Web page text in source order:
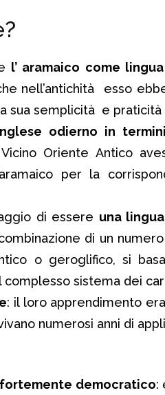
l’ aramaico come
nell’antichità esso
sua semplicità e praticità
odierno in
Oriente Antico
per la
di essere una
di un
o geroglifico, si
complesso sistema dei
: il loro apprendimento
numerosi anni di
fortemente democratico: